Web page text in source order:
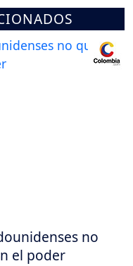
no
el poder